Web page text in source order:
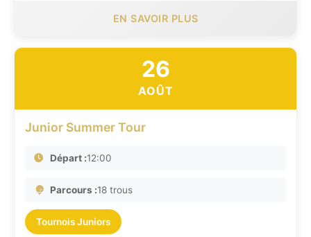
EN SAVOIR PLUS
26
AOÛT
Junior Summer Tour
Départ :12:00
Parcours :18 trous
Tournois Juniors